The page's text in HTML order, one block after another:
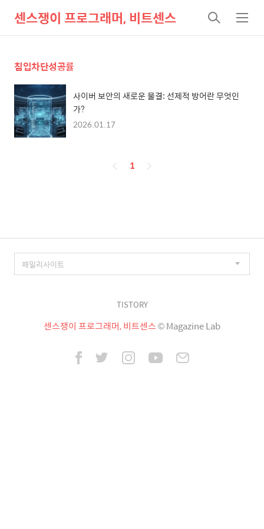
센스쟁이 프로그래머, 비트센스
검
색
메
뉴
침입차단성공률
사이버 보안의 새로운 물결: 선제적 방어란 무엇인
가?
2026.01.17
페
1
TISTORY
센스쟁이 프로그래머, 비트센스© Magazine Lab